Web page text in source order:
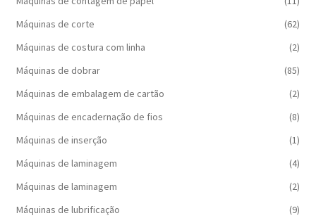
Máquinas de corte
(62)
Máquinas de costura com linha
(2)
Máquinas de dobrar
(85)
Máquinas de embalagem de cartão
(2)
Máquinas de encadernação de fios
(8)
Máquinas de inserção
(1)
Máquinas de laminagem
(4)
Máquinas de laminagem
(2)
Máquinas de lubrificação
(9)